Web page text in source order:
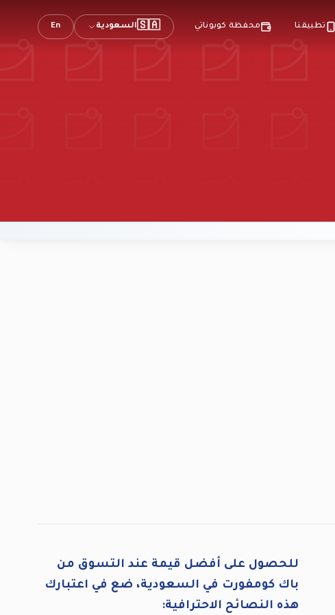
تطبيقنا محفظة كوبوناتي 🇸🇦السعودية En
للحصول على أفضل قيمة عند التسوق من
باك كومفورت في السعودية، ضع في اعتبارك
هذه النصائح الاحترافية: